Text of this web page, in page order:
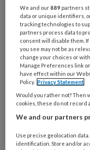
de zorg.
Diabetische
We and our889 partners
data or unique identifiers,
tracking technologies to
partners process data to
consent will disable them.
you see may not be as
change your choices or
Manage Preferences link
have effect within our
Policy. Privacy Statement
Would you rather not? Then
cookies, these do not record
We and our partners
Use precise geolocation
identification. Store and/or